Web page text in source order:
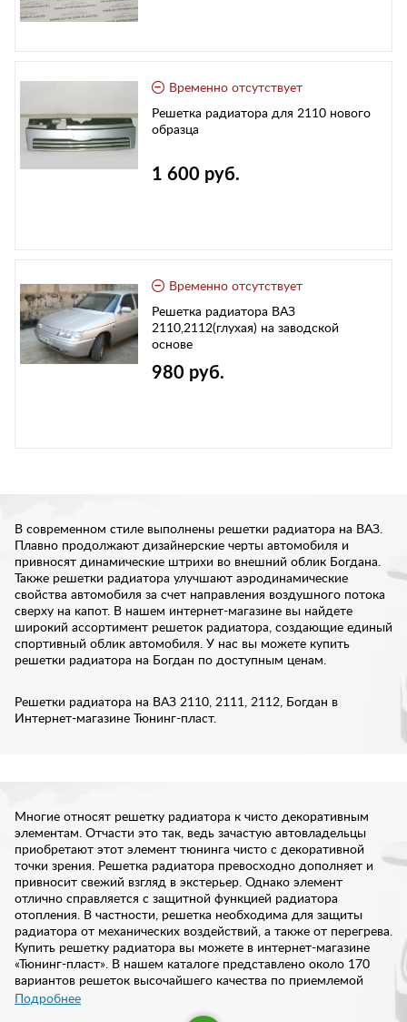
Временно отсутствует
Решетка радиатора для 2110 нового
образца
1 600 руб.
Временно отсутствует
Решетка радиатора ВАЗ
2110,2112(глухая) на заводской
основе
980 руб.
В современном стиле выполнены решетки радиатора на ВАЗ.
Плавно продолжают дизайнерские черты автомобиля и
привносят динамические штрихи во внешний облик Богдана.
Также решетки радиатора улучшают аэродинамические
свойства автомобиля за счет направления воздушного потока
сверху на капот. В нашем интернет-магазине вы найдете
широкий ассортимент решеток радиатора, создающие единый
спортивный облик автомобиля. У нас вы можете купить
решетки радиатора на Богдан по доступным ценам.
Решетки радиатора на ВАЗ 2110, 2111, 2112, Богдан в
Интернет-магазине Тюнинг-пласт.
Многие относят решетку радиатора к чисто декоративным
элементам. Отчасти это так, ведь зачастую автовладельцы
приобретают этот элемент тюнинга чисто с декоративной
точки зрения. Решетка радиатора превосходно дополняет и
привносит свежий взгляд в экстерьер. Однако элемент
отлично справляется с защитной функцией радиатора
отопления. В частности, решетка необходима для защиты
радиатора от механических воздействий, а также от перегрева.
Купить решетку радиатора вы можете в интернет-магазине
«Тюнинг-пласт». В нашем каталоге представлено около 170
вариантов решеток высочайшего качества по приемлемой
цене.
Подробнее